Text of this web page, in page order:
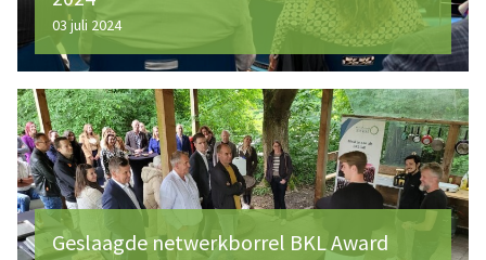
03 juli 2024
Geslaagde netwerkborrel BKL Award